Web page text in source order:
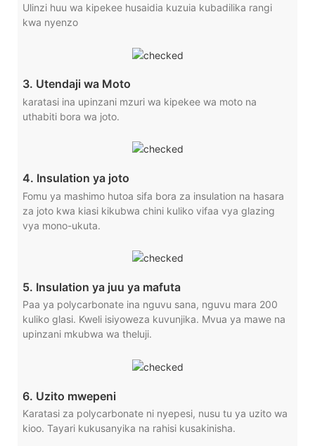
Ulinzi huu wa kipekee husaidia kuzuia kubadilika rangi
kwa nyenzo
3. Utendaji wa Moto
karatasi ina upinzani mzuri wa kipekee wa moto na
uthabiti bora wa joto.
4. Insulation ya joto
Fomu ya mashimo hutoa sifa bora za insulation na hasara
za joto kwa kiasi kikubwa chini kuliko vifaa vya glazing
vya mono-ukuta.
5. Insulation ya juu ya mafuta
Paa ya polycarbonate ina nguvu sana, nguvu mara 200
kuliko glasi. Kweli isiyoweza kuvunjika. Mvua ya mawe na
upinzani mkubwa wa theluji.
6. Uzito mwepeni
Karatasi za polycarbonate ni nyepesi, nusu tu ya uzito wa
kioo. Tayari kukusanyika na rahisi kusakinisha.